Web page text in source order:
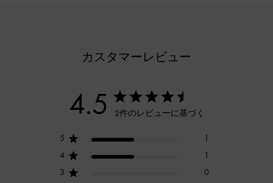
カスタマーレビュー
4.5 2件のレビューに基づく
5
1
4
1
3
0